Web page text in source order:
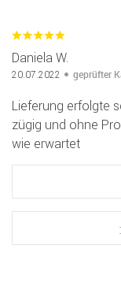
Daniela W.
20.07.2022 geprüfter
Lieferung erfolgte
zügig und ohne
wie erwartet